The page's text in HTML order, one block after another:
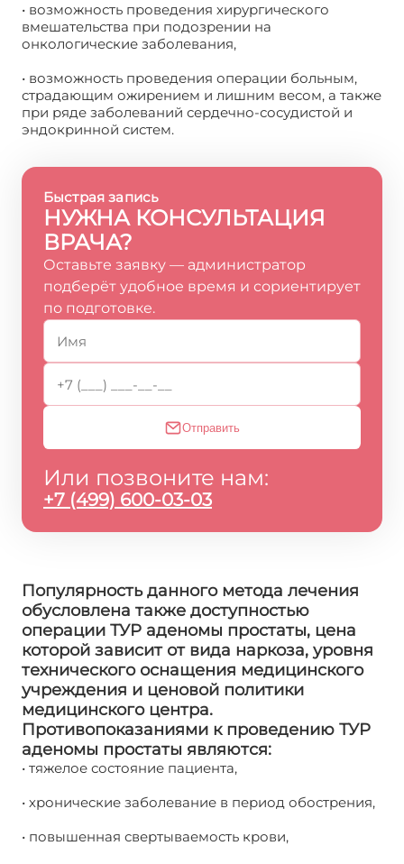
• возможность проведения хирургического
вмешательства при подозрении на
онкологические заболевания,
• возможность проведения операции больным,
страдающим ожирением и лишним весом, а также
при ряде заболеваний сердечно-сосудистой и
эндокринной систем.
Быстрая запись
НУЖНА КОНСУЛЬТАЦИЯ
ВРАЧА?
Оставьте заявку — администратор
подберёт удобное время и сориентирует
по подготовке.
Отправить
Или позвоните нам:
+7 (499) 600-03-03
Популярность данного метода лечения
обусловлена также доступностью
операции ТУР аденомы простаты, цена
которой зависит от вида наркоза, уровня
технического оснащения медицинского
учреждения и ценовой политики
медицинского центра.
Противопоказаниями к проведению ТУР
аденомы простаты являются:
• тяжелое состояние пациента,
• хронические заболевание в период обострения,
• повышенная свертываемость крови,